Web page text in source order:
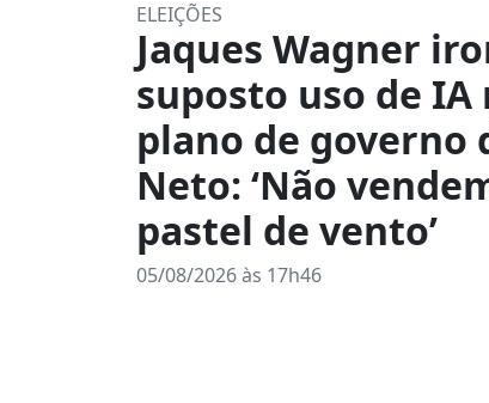
ELEIÇÕES
Jaques Wagner
suposto uso de IA
plano de governo
Neto: ‘Não
pastel de vento’
05/08/2026 às 17h46